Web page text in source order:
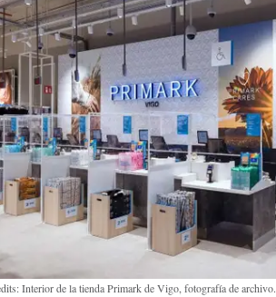
Interior de la tienda Primark de Vigo, fotografía de archivo.